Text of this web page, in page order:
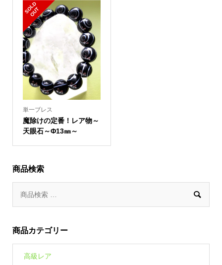
S
O
L
D
O
U
T
単一ブレス
魔除けの定番！レア物～
天眼石～Φ13㎜～
商品検索

商品カテゴリー
高級レア